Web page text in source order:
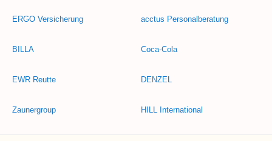
ERGO Versicherung
BILLA
EWR Reutte
Zaunergroup
acctus Personalberatung
Coca-Cola
DENZEL
HILL International